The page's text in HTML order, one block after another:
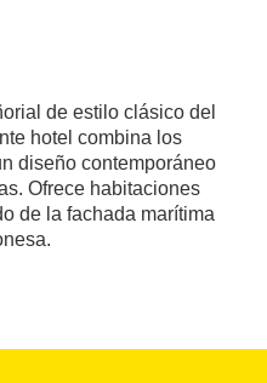
de estilo clásico del
hotel combina los
diseño contemporáneo
Ofrece habitaciones
de la fachada marítima